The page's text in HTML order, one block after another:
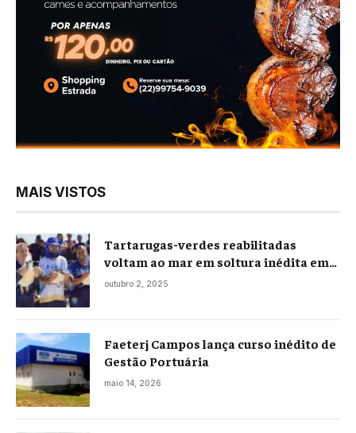
MAIS VISTOS
Tartarugas-verdes reabilitadas
voltam ao mar em soltura inédita em
Praia Seca
outubro 2, 2025
Faeterj Campos lança curso inédito de
Gestão Portuária
maio 14, 2026